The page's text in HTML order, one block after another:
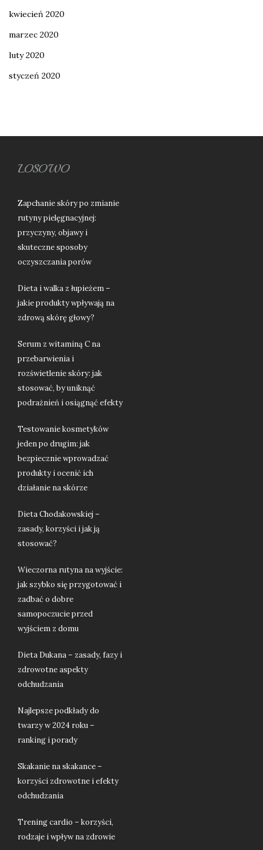
kwiecień 2020
marzec 2020
luty 2020
styczeń 2020
LOSOWO
Zapchanie skóry po zmianie
rutyny pielęgnacyjnej:
przyczyny, objawy i
skuteczne sposoby
oczyszczania porów
Dieta i walka z łupieżem –
jakie produkty wpływają na
zdrową skórę głowy?
Serum z witaminą C na
przebarwienia i
rozświetlenie skóry: jak
stosować, by uniknąć
podrażnień i osiągnąć efekty
Testowanie kosmetyków
jeden po drugim: jak
bezpiecznie wprowadzać
produkty i ocenić ich
działanie na skórze
Dieta Chodakowskiej –
zasady, korzyści i jak ją
stosować?
Wieczorna rutyna na wyjście:
jak szybko się przygotować i
zadbać o dobre
samopoczucie przed
wyjściem z domu
Dieta Dukana – zasady, fazy i
zdrowotne aspekty
odchudzania
Najlepsze podkłady do
twarzy w 2024 roku –
ranking i porady
Skakanie na skakance –
korzyści zdrowotne i efekty
odchudzania
Trening cardio – korzyści,
rodzaje i wpływ na zdrowie